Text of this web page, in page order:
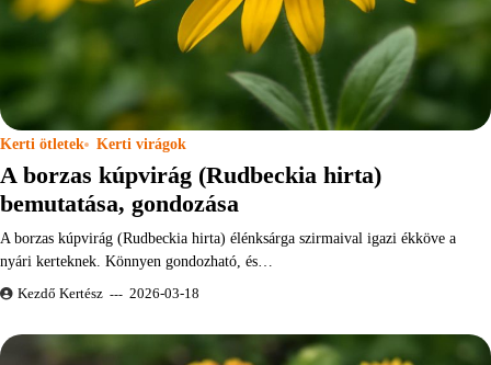
Kerti ötletek Kerti virágok
A borzas kúpvirág (Rudbeckia hirta)
bemutatása, gondozása
A borzas kúpvirág (Rudbeckia hirta) élénksárga szirmaival igazi ékköve a
nyári kerteknek. Könnyen gondozható, és…
Kezdő Kertész 2026-03-18